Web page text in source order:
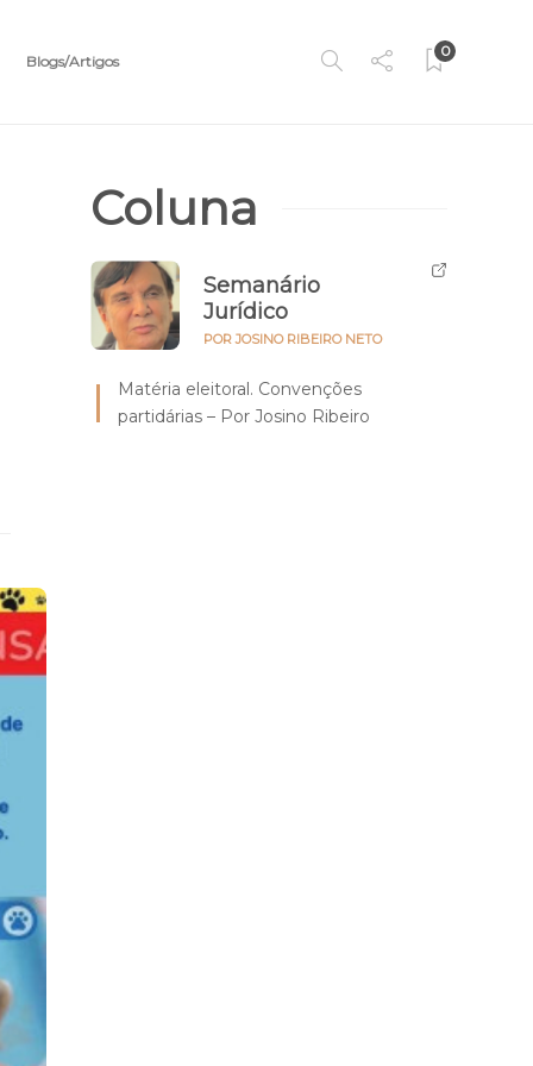
Blogs/Artigos
0
Coluna
Semanário
Jurídico
POR JOSINO RIBEIRO NETO
Matéria eleitoral. Convenções
partidárias – Por Josino Ribeiro